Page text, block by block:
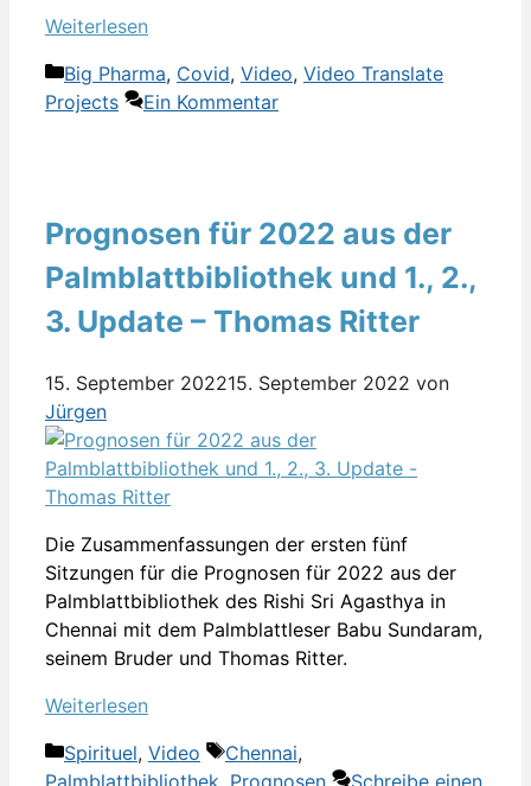
Weiterlesen
Kategorien
Big Pharma, Covid, Video, Video Translate
Projects
Ein Kommentar
Prognosen für 2022 aus der
Palmblattbibliothek und 1., 2.,
3. Update – Thomas Ritter
15. September 202215. September 2022 von
Jürgen
Die Zusammenfassungen der ersten fünf
Sitzungen für die Prognosen für 2022 aus der
Palmblattbibliothek des Rishi Sri Agasthya in
Chennai mit dem Palmblattleser Babu Sundaram,
seinem Bruder und Thomas Ritter.
Weiterlesen
Kategorien
Spirituel, Video Schlagwörter
Chennai,
Palmblattbibliothek Prognosen Schreibe einen